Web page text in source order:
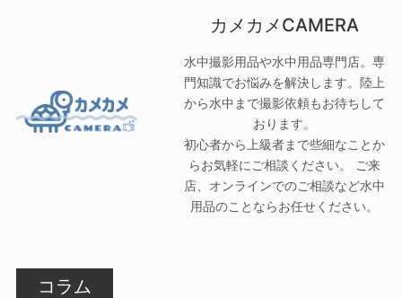
カメカメCAMERA
水中撮影用品や水中用品専門店。専
門知識でお悩みを解決します。陸上
から水中まで撮影依頼もお待ちして
おります。
初心者から上級者まで些細なことか
らお気軽にご相談ください。 ご来
店、オンラインでのご相談など水中
用品のことならお任せください。
コラム